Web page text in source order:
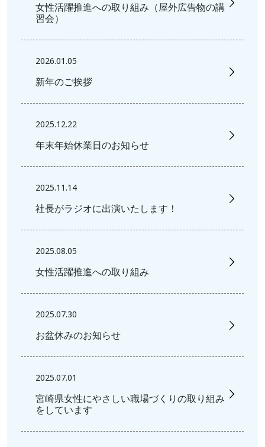
女性活躍推進への取り組み（屋外広告物の講
習会）
2026.01.05
新年のご挨拶
2025.12.22
年末年始休業日のお知らせ
2025.11.14
社長がラジオに出演いたします！
2025.08.05
女性活躍推進への取り組み
2025.07.30
お盆休みのお知らせ
2025.07.01
宮崎県女性にやさしい職場づくりの取り組み
をしています